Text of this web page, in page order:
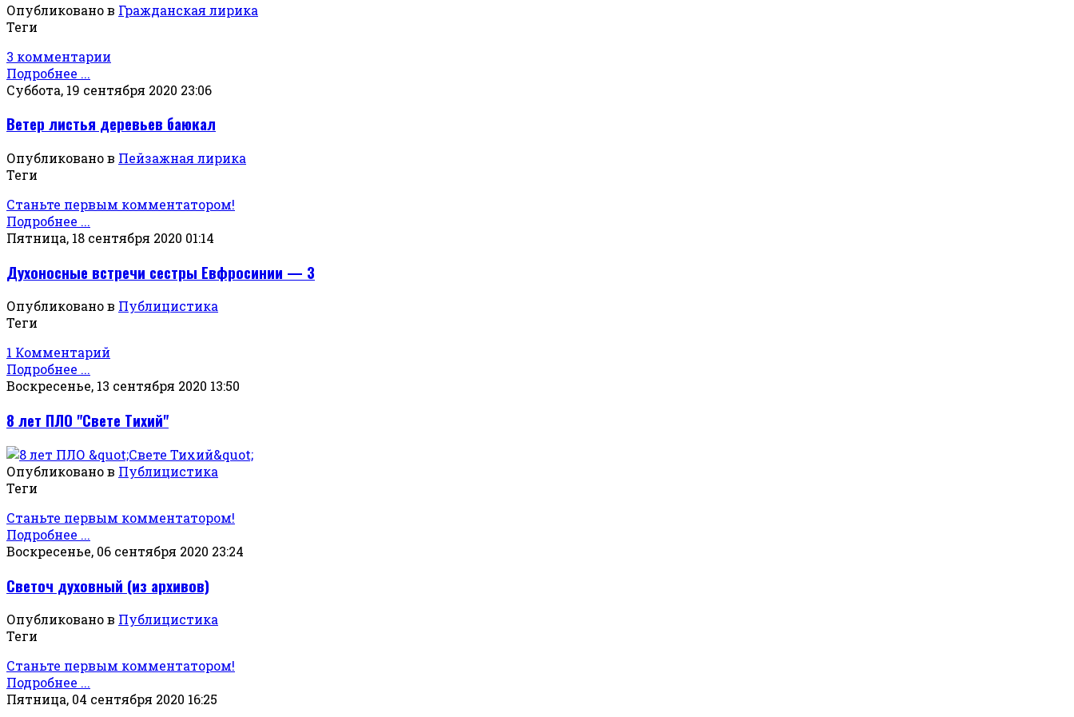
Опубликовано в Гражданская лирика
Теги
3 комментарии
Подробнее ...
Суббота, 19 сентября 2020 23:06
Ветер листья деревьев баюкал
Опубликовано в Пейзажная лирика
Теги
Станьте первым комментатором!
Подробнее ...
Пятница, 18 сентября 2020 01:14
Духоносные встречи сестры Евфросинии — 3
Опубликовано в Публицистика
Теги
1 Комментарий
Подробнее ...
Воскресенье, 13 сентября 2020 13:50
8 лет ПЛО "Свете Тихий"
Опубликовано в Публицистика
Теги
Станьте первым комментатором!
Подробнее ...
Воскресенье, 06 сентября 2020 23:24
Светоч духовный (из архивов)
Опубликовано в Публицистика
Теги
Станьте первым комментатором!
Подробнее ...
Пятница, 04 сентября 2020 16:25